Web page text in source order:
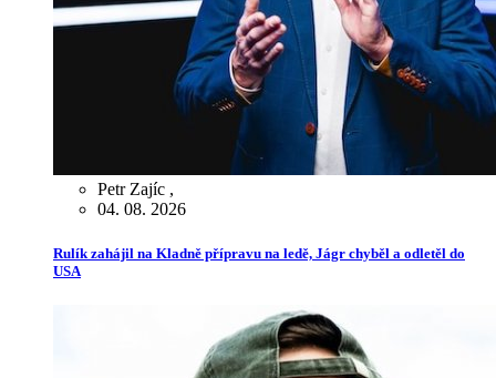
Petr Zajíc ,
04. 08. 2026
Rulík zahájil na Kladně přípravu na ledě, Jágr chyběl a odletěl do
USA